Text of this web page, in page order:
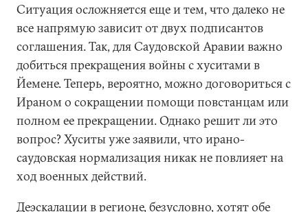
Ситуация осложняется еще и тем, что далеко не
все напрямую зависит от двух подписантов
соглашения. Так, для Саудовской Аравии важно
добиться прекращения войны с хуситами в
Йемене. Теперь, вероятно, можно договориться с
Ираном о сокращении помощи повстанцам или
полном ее прекращении. Однако решит ли это
вопрос? Хуситы уже заявили, что ирано-
саудовская нормализация никак не повлияет на
ход военных действий.
Деэскалации в регионе, безусловно, хотят обе